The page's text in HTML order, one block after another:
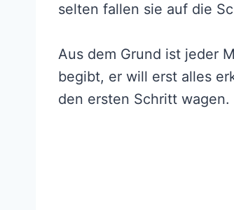
selten fallen sie auf die
Aus dem Grund ist jeder
begibt, er will erst alles
den ersten Schritt wagen.